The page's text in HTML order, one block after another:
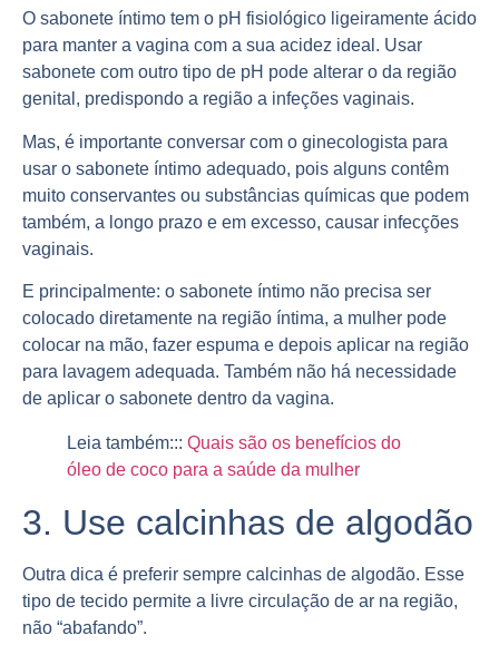
O sabonete íntimo tem o pH fisiológico ligeiramente ácido
para manter a vagina com a sua acidez ideal. Usar
sabonete com outro tipo de pH pode alterar o da região
genital, predispondo a região a infeções vaginais.
Mas, é importante conversar com o ginecologista para
usar o sabonete íntimo adequado, pois alguns contêm
muito conservantes ou substâncias químicas que podem
também, a longo prazo e em excesso, causar infecções
vaginais.
E principalmente: o sabonete íntimo não precisa ser
colocado diretamente na região íntima, a mulher pode
colocar na mão, fazer espuma e depois aplicar na região
para lavagem adequada. Também não há necessidade
de aplicar o sabonete dentro da vagina.
Leia também::: Quais são os benefícios do
óleo de coco para a saúde da mulher
3. Use calcinhas de algodão
Outra dica é preferir sempre calcinhas de algodão. Esse
tipo de tecido permite a livre circulação de ar na região,
não “abafando”.